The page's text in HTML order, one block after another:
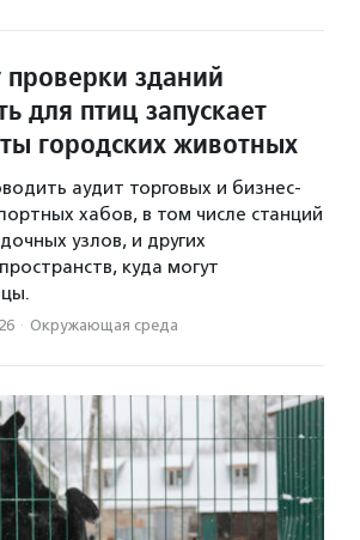
зданий
для птиц запускает
городских животных
аудит торговых и бизнес-
хабов, в том числе станций
узлов, и других
куда могут
· Окружающая среда